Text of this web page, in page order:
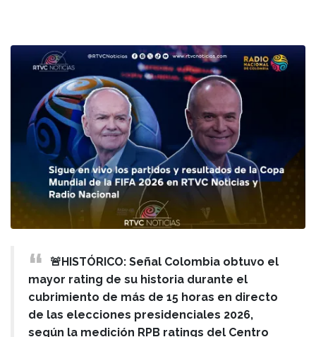
🚨HISTÓRICO: Señal Colombia obtuvo el
mayor rating de su historia durante el
cubrimiento de más de 15 horas en directo
de las elecciones presidenciales 2026,
según la medición RPB ratings del Centro